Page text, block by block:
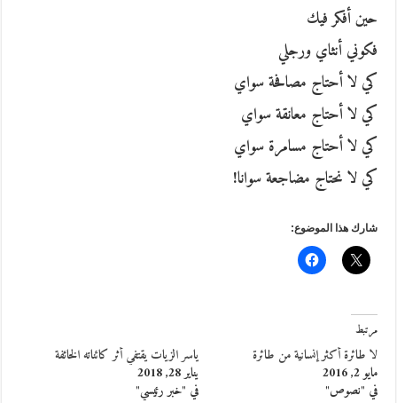
حين أفكر فيك
فكوني أنثاي ورجلي
كي لا أحتاج مصافحة سواي
كي لا أحتاج معانقة سواي
كي لا أحتاج مسامرة سواي
كي لا نحتاج مضاجعة سوانا!
شارك هذا الموضوع:
مرتبط
لا طائرة أكثر إنسانية من طائرة
مايو 2, 2016
في "نصوص"
ياسر الزيات يقتفي أثر كائناته الخائفة
يناير 28, 2018
في "خبر رئيسي"